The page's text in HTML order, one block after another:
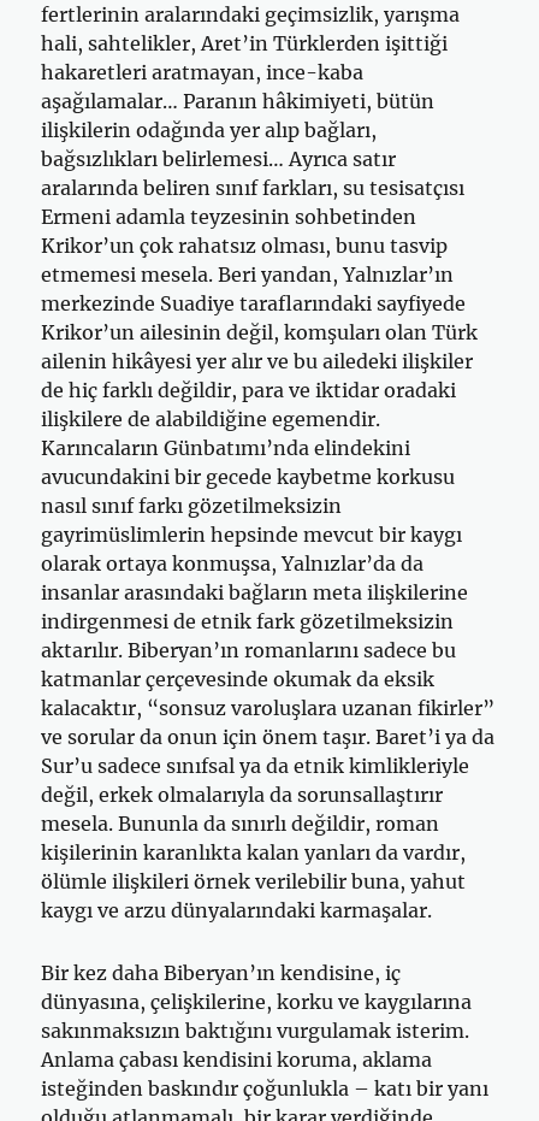
fertlerinin aralarındaki geçimsizlik, yarışma
hali, sahtelikler, Aret’in Türklerden işittiği
hakaretleri aratmayan, ince-kaba
aşağılamalar… Paranın hâkimiyeti, bütün
ilişkilerin odağında yer alıp bağları,
bağsızlıkları belirlemesi… Ayrıca satır
aralarında beliren sınıf farkları, su tesisatçısı
Ermeni adamla teyzesinin sohbetinden
Krikor’un çok rahatsız olması, bunu tasvip
etmemesi mesela. Beri yandan, Yalnızlar’ın
merkezinde Suadiye taraflarındaki sayfiyede
Krikor’un ailesinin değil, komşuları olan Türk
ailenin hikâyesi yer alır ve bu ailedeki ilişkiler
de hiç farklı değildir, para ve iktidar oradaki
ilişkilere de alabildiğine egemendir.
Karıncaların Günbatımı’nda elindekini
avucundakini bir gecede kaybetme korkusu
nasıl sınıf farkı gözetilmeksizin
gayrimüslimlerin hepsinde mevcut bir kaygı
olarak ortaya konmuşsa, Yalnızlar’da da
insanlar arasındaki bağların meta ilişkilerine
indirgenmesi de etnik fark gözetilmeksizin
aktarılır. Biberyan’ın romanlarını sadece bu
katmanlar çerçevesinde okumak da eksik
kalacaktır, “sonsuz varoluşlara uzanan fikirler”
ve sorular da onun için önem taşır. Baret’i ya da
Sur’u sadece sınıfsal ya da etnik kimlikleriyle
değil, erkek olmalarıyla da sorunsallaştırır
mesela. Bununla da sınırlı değildir, roman
kişilerinin karanlıkta kalan yanları da vardır,
ölümle ilişkileri örnek verilebilir buna, yahut
kaygı ve arzu dünyalarındaki karmaşalar.
Bir kez daha Biberyan’ın kendisine, iç
dünyasına, çelişkilerine, korku ve kaygılarına
sakınmaksızın baktığını vurgulamak isterim.
Anlama çabası kendisini koruma, aklama
isteğinden baskındır çoğunlukla – katı bir yanı